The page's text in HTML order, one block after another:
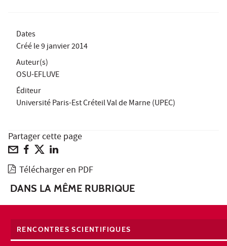
Dates
Créé le9 janvier 2014
Auteur(s)
OSU-EFLUVE
Éditeur
Université Paris-Est Créteil Val de Marne (UPEC)
Partager cette page
Télécharger en PDF
DANS LA MÊME RUBRIQUE
RENCONTRES SCIENTIFIQUES